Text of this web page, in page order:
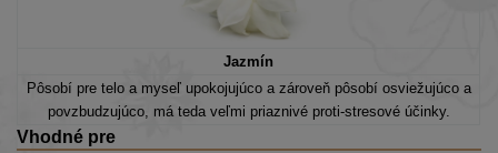
Jazmín
Pôsobí pre telo a myseľ upokojujúco a zároveň pôsobí osviežujúco a
povzbudzujúco, má teda veľmi priaznivé proti-stresové účinky.
Vhodné pre